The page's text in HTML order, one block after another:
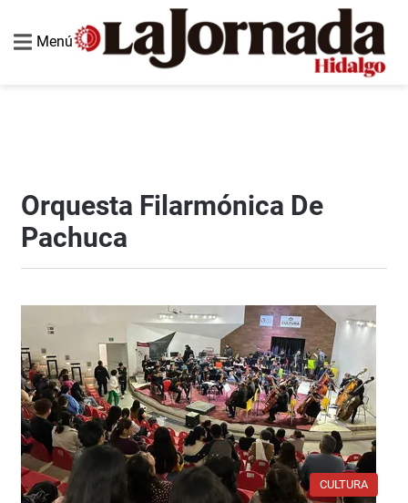
Menú
Orquesta Filarmónica De
Pachuca
CULTURA